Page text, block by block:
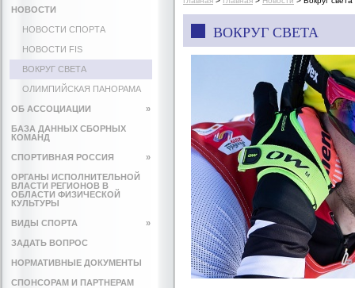
НОВОСТИ
НОВОСТИ СПОРТА
НОВОСТИ FIS
ВОКРУГ СВЕТА
ОЛИМПИЙСКАЯ ПАНОРАМА
ОБ АССОЦИАЦИИ »
БАЗА ДАННЫХ СБОРНЫХ
КОМАНД
СПОРТИВНАЯ РОССИЯ »
ОРГАНЫ ИСПОЛНИТЕЛЬНОЙ
ВЛАСТИ РЕГИОНОВ В
ОБЛАСТИ ФИЗИЧЕСКОЙ
КУЛЬТУРЫ
ВИДЫ СПОРТА »
ЗАДАТЬ ВОПРОС
НОРМАТИВНЫЕ ДОКУМЕНТЫ
СПОНСОРАМ И ПАРТНЕРАМ
ВОКРУГ СВЕТА